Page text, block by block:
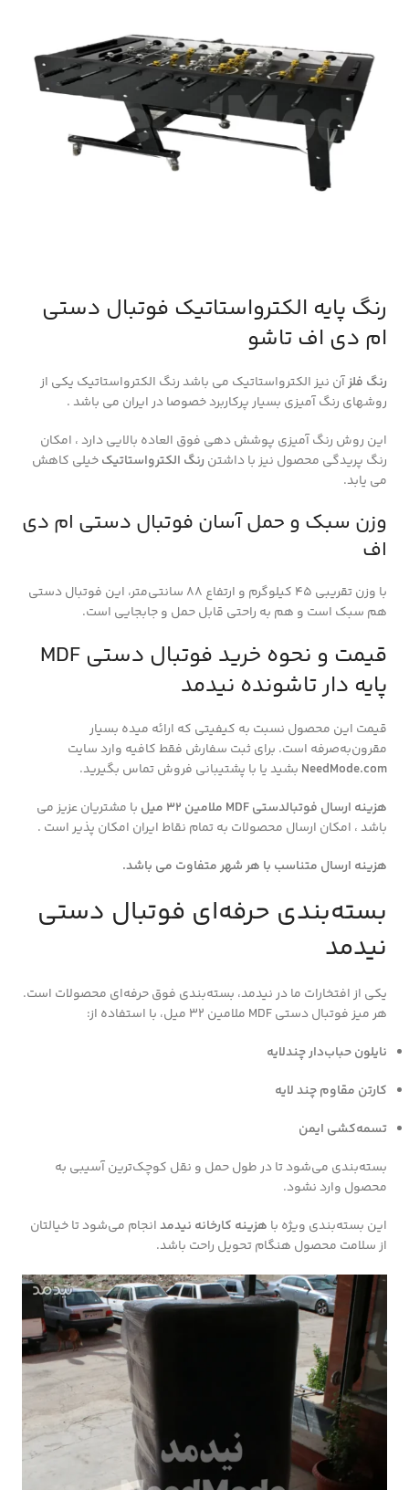
رنگ پایه الکترواستاتیک فوتبال دستی
ام دی اف تاشو
رنگ فلزآن نیز الکترواستاتیک می باشد رنگ الکترواستاتیک یکی از
روشهای رنگ آمیزی بسیار پرکاربرد خصوصا در ایران می باشد .
این روش رنگ آمیزی پوشش دهی فوق العاده بالایی دارد ، امکان
رنگ پریدگی محصول نیز با داشتن رنگ الکترواستاتیکخیلی کاهش
می یابد.
وزن سبک و حمل آسان فوتبال دستی ام دی
اف
با وزن تقریبی ۴۵ کیلوگرم و ارتفاع ۸۸ سانتی‌متر، این فوتبال دستی
هم سبک است و هم به راحتی قابل حمل و جابجایی است.
قیمت و نحوه خرید فوتبال دستی MDF
پایه دار تاشونده نیدمد
قیمت این محصول نسبت به کیفیتی که ارائه میده بسیار
مقرون‌به‌صرفه است. برای ثبت سفارش فقط کافیه وارد سایت
NeedMode.com بشید یا با پشتیبانی فروش تماس بگیرید.
هزینه ارسال فوتبالدستی MDF ملامین 32 میل
با مشتریان عزیز می
باشد ، امکان ارسال محصولات به تمام نقاط ایران امکان پذیر است .
هزینه ارسال متناسب با هر شهر متفاوت می باشد.
بسته‌بندی حرفه‌ای فوتبال دستی
نیدمد
یکی از افتخارات ما در نیدمد، بسته‌بندی فوق حرفه‌ای محصولات است.
هر میز فوتبال دستی MDF ملامین ۳۲ میل، با استفاده از:
نایلون حباب‌دار چندلایه
کارتن مقاوم چند لایه
تسمه‌کشی ایمن
بسته‌بندی می‌شود تا در طول حمل و نقل کوچک‌ترین آسیبی به
محصول وارد نشود.
این بسته‌بندی ویژه با هزینه کارخانه نیدمدانجام می‌شود تا خیالتان
از سلامت محصول هنگام تحویل راحت باشد.